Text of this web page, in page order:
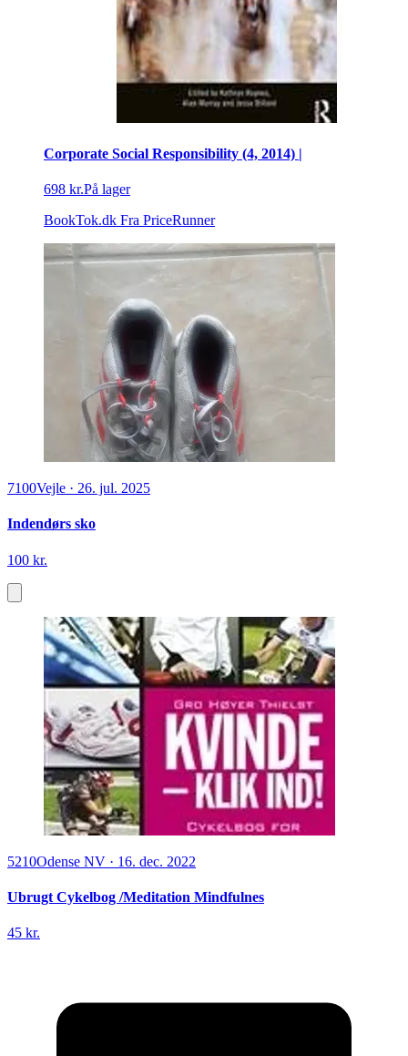
Corporate Social Responsibility (4, 2014) |
698 kr.På lager
BookTok.dk Fra PriceRunner
7100Vejle · 26. jul. 2025
Indendørs sko
100 kr.
5210Odense NV · 16. dec. 2022
Ubrugt Cykelbog /Meditation Mindfulnes
45 kr.